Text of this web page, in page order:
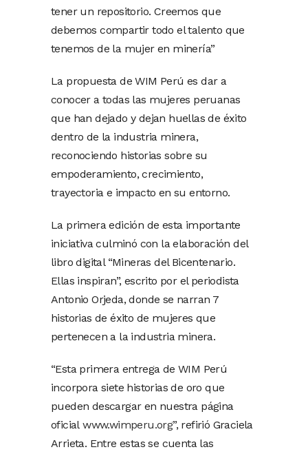
tener un repositorio. Creemos que
debemos compartir todo el talento que
tenemos de la mujer en minería”
La propuesta de WIM Perú es dar a
conocer a todas las mujeres peruanas
que han dejado y dejan huellas de éxito
dentro de la industria minera,
reconociendo historias sobre su
empoderamiento, crecimiento,
trayectoria e impacto en su entorno.
La primera edición de esta importante
iniciativa culminó con la elaboración del
libro digital “Mineras del Bicentenario.
Ellas inspiran”, escrito por el periodista
Antonio Orjeda, donde se narran 7
historias de éxito de mujeres que
pertenecen a la industria minera.
“Esta primera entrega de WIM Perú
incorpora siete historias de oro que
pueden descargar en nuestra página
oficialwww.wimperu.org”, refirió Graciela
Arrieta. Entre estas se cuenta las